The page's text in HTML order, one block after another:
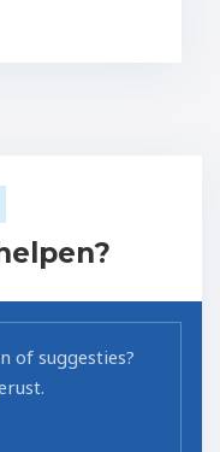
of suggesties?